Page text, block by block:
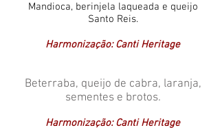
Mandioca, berinjela laqueada e queijo
Santo Reis.
Harmonização: Canti Heritage
Beterraba, queijo de cabra, laranja,
sementes e brotos.
Harmonização: Canti Heritage